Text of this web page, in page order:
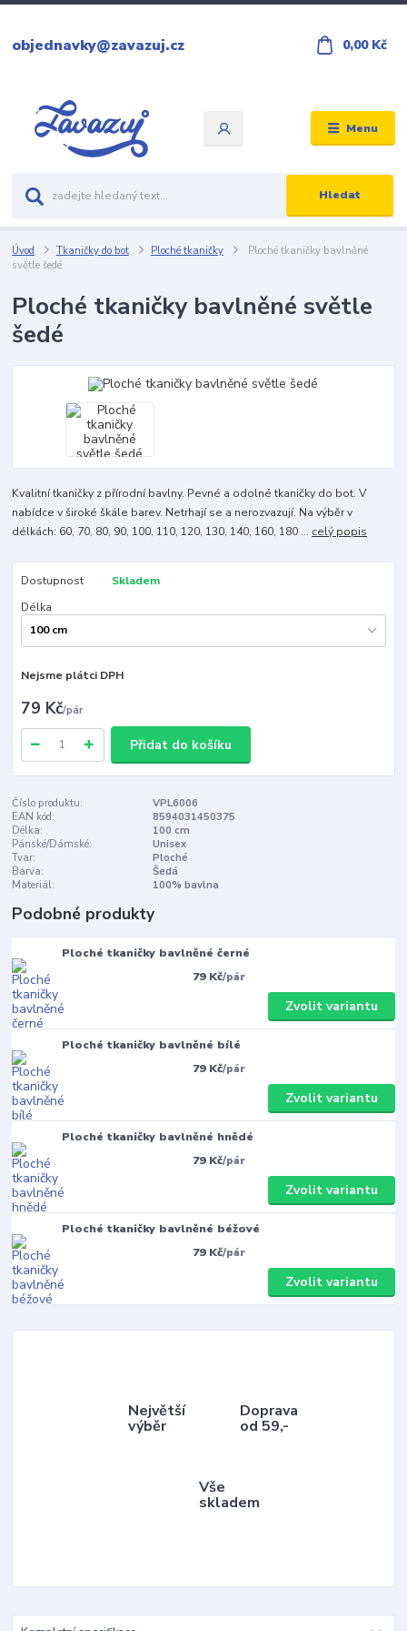
Menu
Hledat
objednavky@zavazuj.cz 0,00 Kč
Úvod Tkaničky do bot Ploché tkaničky
Ploché tkaničky bavlněné
světle šedé
Ploché tkaničky bavlněné světle
šedé
Kvalitní tkaničky z přírodní bavlny. Pevné a odolné tkaničky do bot. V
nabídce v široké škále barev. Netrhají se a nerozvazují. Na výběr v
délkách: 60, 70, 80, 90, 100, 110, 120, 130, 140, 160, 180 ... celý popis
Dostupnost
Skladem
Délka
Nejsme plátci DPH
79 Kč/pár
Přidat do košíku
Číslo produktu:
VPL6006
EAN kód:
8594031450375
Délka:
100 cm
Pánské/Dámské:
Unisex
Tvar:
Ploché
Barva:
Šedá
Materiál:
100% bavlna
Podobné produkty
Ploché tkaničky bavlněné černé
79 Kč/pár
Zvolit variantu
Ploché tkaničky bavlněné bílé
79 Kč/pár
Zvolit variantu
Ploché tkaničky bavlněné hnědé
79 Kč/pár
Zvolit variantu
Ploché tkaničky bavlněné béžové
79 Kč/pár
Zvolit variantu
Největší
výběr
Doprava
od 59,-
Vše
skladem